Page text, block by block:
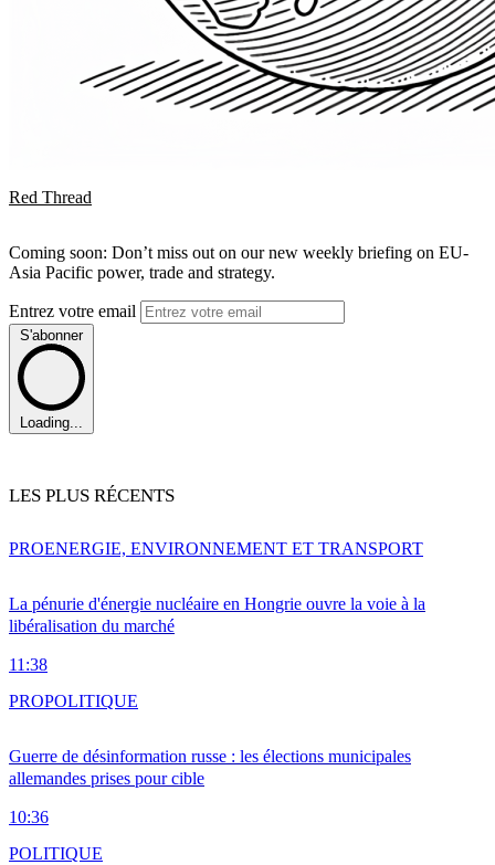
Red Thread
Coming soon: Don’t miss out on our new weekly briefing on EU-
Asia Pacific power, trade and strategy.
Entrez votre email
S'abonner
Loading...
LES PLUS RÉCENTS
La pénurie d'énergie nucléaire en Hongrie ouvre la voie à la
libéralisation du marché
11:38
PROENERGIE, ENVIRONNEMENT ET TRANSPORT
Guerre de désinformation russe : les élections municipales
allemandes prises pour cible
10:36
PROPOLITIQUE
POLITIQUE